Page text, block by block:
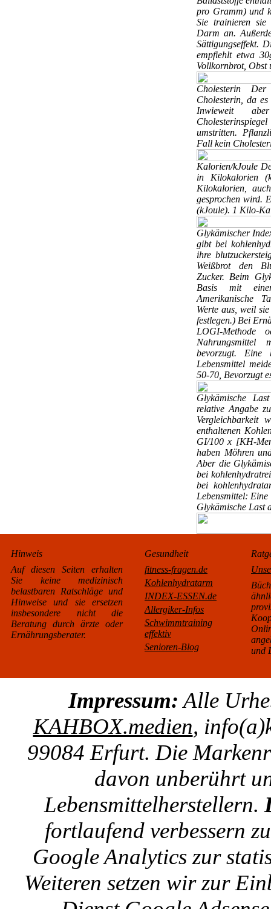
pro Gramm) und
Sie trainieren sie
Darm an.
Sättigungseffekt.
empfiehlt etwa
Vollkornbrot, Obst
Cholesterin Der
Cholesterin, da
Inwieweit
umstritten.
Fall kein
Kalorien/kJoule
in Kilokalorien
Kilokalorien,
gesprochen wird.
(kJoule). 1 Kilo-
Glykämischer
gibt bei
ihre
Weißbrot den
Zucker. Beim
Basis mit
Amerikanische
Werte aus, weil
festlegen.) Bei
LOGI-Methode
Nahrungsmittel
bevorzugt. Eine
Lebensmittel
50-70, Bevorzugt
Glykämische
relative Angabe
enthaltenen
GI/100 x [KH-
haben Möhren
Aber die
bei
bei
Lebensmittel:
Glykämische Last
Hinweis
Auf diesen Seiten erhalten
Sie keine medizinisch
belastbaren Ratschläge und
Hinweise und sie ersetzen
insbesondere nicht die
Beratung durch ärzte oder
Ernährungsberater.
Gesundheit
fitness-fragen.de
Kohlenhydratarm
INDEX-ESSEN.de
Allergiker-Infos
Schwimmtraining
effektiv
Senioren-Blog
und
Impressum: Alle
KAHBOX.medien,
99084 Erfurt. Die
davon unberührt
Lebensmittelherstellern.
fortlaufend verbessern
Google Analytics zur
Weiteren setzen wir zur